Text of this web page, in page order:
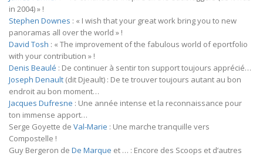
in 2004) » !
Stephen Downes : « I wish that your great work bring you to new
panoramas all over the world » !
David Tosh : « The improvement of the fabulous world of eportfolio
with your contribution » !
Denis Beaulé : De continuer à sentir ton support toujours apprécié…
Joseph Denault (dit Djeault) : De te trouver toujours autant au bon
endroit au bon moment…
Jacques Dufresne : Une année intense et la reconnaissance pour
ton immense apport…
Serge Goyette de Val-Marie : Une marche tranquille vers
Compostelle !
Guy Bergeron de De Marque et … : Encore des Scoops et d’autres